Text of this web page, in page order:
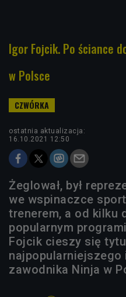
Igor Fojcik. Po ściance
w Polsce
ostatnia aktualizacja:
16.10.2021 12:50
Żeglował, był
we wspinaczce
trenerem, a od kilku
popularnym
Fojcik cieszy się
najpopularniejszego
zawodnika Ninja w